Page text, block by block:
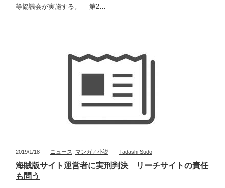
等協議会が実施する。 第2…
2019/1/18 ニュース マンガ／小説 Tadashi Sudo
海賊版サイト運営者に実刑判決 リーチサイトの責任
も問う